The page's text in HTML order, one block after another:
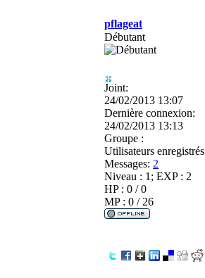
pflageat
Débutant
Joint:
24/02/2013 13:07
Dernière connexion:
24/02/2013 13:13
Groupe :
Utilisateurs enregistrés
Messages: 2
Niveau : 1; EXP : 2
HP : 0 / 0
MP : 0 / 26